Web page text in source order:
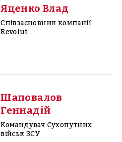
Яценко Влад
Cпівзасновник компанії
Revolut
Шаповалов
Геннадій
Командувач Сухопутних
військ ЗСУ